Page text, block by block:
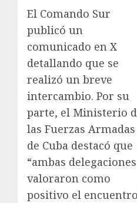
El Comando Sur
publicó un
comunicado en X
detallando que se
realizó un breve
intercambio. Por su
parte, el Ministerio
las Fuerzas Armadas
de Cuba destacó que
“ambas delegaciones
valoraron como
positivo el